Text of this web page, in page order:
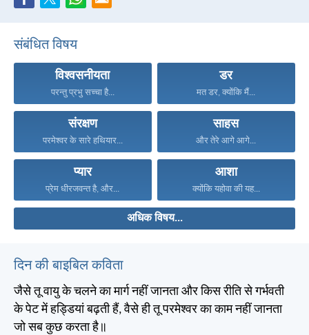
संबंधित विषय
विश्वसनीयता
परन्तु प्रभु सच्चा है...
डर
मत डर, क्योंकि मैं...
संरक्षण
परमेश्वर के सारे हथियार...
साहस
और तेरे आगे आगे...
प्यार
प्रेम धीरजवन्त है, और...
आशा
क्योंकि यहोवा की यह...
अधिक विषय...
दिन की बाइबिल कविता
जैसे तू वायु के चलने का मार्ग नहीं जानता और किस रीति से गर्भवती
के पेट में हड्डियां बढ़ती हैं, वैसे ही तू परमेश्वर का काम नहीं जानता
जो सब कुछ करता है॥